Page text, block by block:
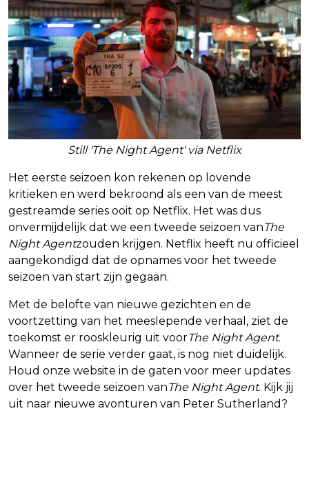
Still 'The Night Agent' via Netflix
Het eerste seizoen kon rekenen op lovende
kritieken en werd bekroond als een van de meest
gestreamde series ooit op Netflix. Het was dus
onvermijdelijk dat we een tweede seizoen vanThe
Night Agentzouden krijgen. Netflix heeft nu officieel
aangekondigd dat de opnames voor het tweede
seizoen van start zijn gegaan.
Met de belofte van nieuwe gezichten en de
voortzetting van het meeslepende verhaal, ziet de
toekomst er rooskleurig uit voorThe Night Agent.
Wanneer de serie verder gaat, is nog niet duidelijk.
Houd onze website in de gaten voor meer updates
over het tweede seizoen vanThe Night Agent. Kijk jij
uit naar nieuwe avonturen van Peter Sutherland?